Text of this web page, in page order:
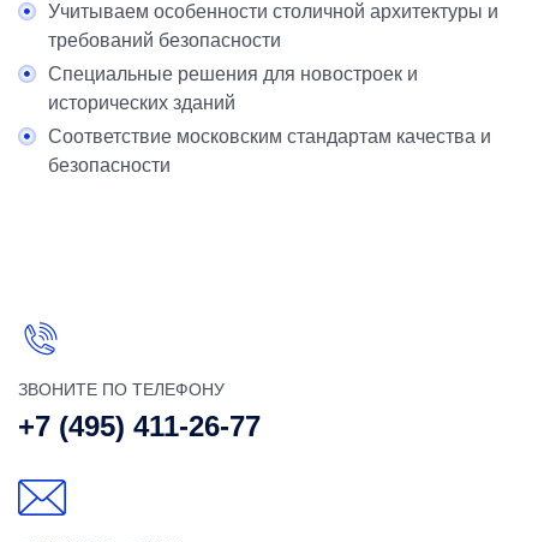
Учитываем особенности столичной архитектуры и
требований безопасности
Специальные решения для новостроек и
исторических зданий
Соответствие московским стандартам качества и
безопасности
ЗВОНИТЕ ПО ТЕЛЕФОНУ
+7 (495) 411-26-77